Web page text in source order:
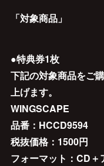
「対象商品」
●特典券1枚
下記の対象商品をご
上げます。
WINGSCAPE
品番：HCCD9594
税抜価格：1500円
フォーマット：CD